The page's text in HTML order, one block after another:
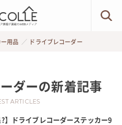
用品 ドライブレコーダー
ダーの新着記事
ARTICLES
?】ドライブレコーダーステッカー9